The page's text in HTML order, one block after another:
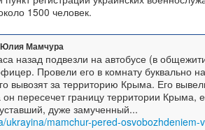
1500 человек.
Мамчура
назад подвезли на автобусе (в
Провели его в комнату буквально
вывозят за территорию Крыма. Его
он пересечет границу территории
дуже замученный...
ukrayina/mamchur-pered-